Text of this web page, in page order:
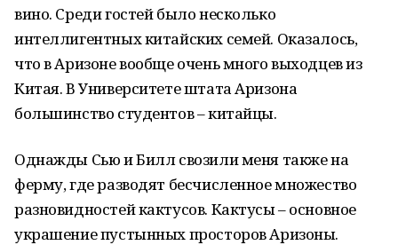
вино. Среди гостей было несколько
интеллигентных китайских семей. Оказалось,
что в Аризоне вообще очень много выходцев из
Китая. В Университете штата Аризона
большинство студентов – китайцы.
Однажды Сью и Билл свозили меня также на
ферму, где разводят бесчисленное множество
разновидностей кактусов. Кактусы – основное
украшение пустынных просторов Аризоны.